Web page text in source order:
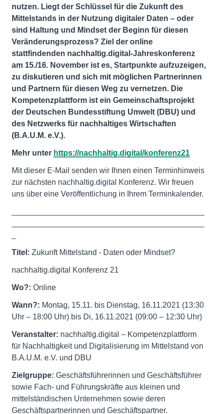
nutzen. Liegt der Schlüssel für die Zukunft des
Mittelstands in der Nutzung digitaler Daten – oder
sind Haltung und Mindset der Beginn für diesen
Veränderungsprozess? Ziel der online
stattfindenden nachhaltig.digital-Jahreskonferenz
am 15./16. November ist es, Startpunkte aufzuzeigen,
zu diskutieren und sich mit möglichen Partnerinnen
und Partnern für diesen Weg zu vernetzen. Die
Kompetenzplattform ist ein Gemeinschaftsprojekt
der Deutschen Bundesstiftung Umwelt (DBU) und
des Netzwerks für nachhaltiges Wirtschaften
(B.A.U.M. e.V.).
Mehr unter https://nachhaltig.digital/konferenz21
Mit dieser E-Mail senden wir Ihnen einen Terminhinweis
zur nächsten nachhaltig.digital Konferenz. Wir freuen
uns über eine Veröffentlichung in Ihrem Terminkalender.
Titel: Zukunft Mittelstand - Daten oder Mindset?
nachhaltig.digital Konferenz 21
Wo?: Online
Wann?: Montag, 15.11. bis Dienstag, 16.11.2021 (13:30
Uhr – 18:00 Uhr) bis Di, 16.11.2021 (09:00 – 12:30 Uhr)
Veranstalter: nachhaltig.digital – Kompetenzplattform
für Nachhaltigkeit und Digitalisierung im Mittelstand von
B.A.U.M. e.V. und DBU
Zielgruppe: Geschäftsführerinnen und Geschäftsführer
sowie Fach- und Führungskräfte aus kleinen und
mittelständischen Unternehmen sowie deren
Geschäftspartnerinnen und Geschäftspartner.